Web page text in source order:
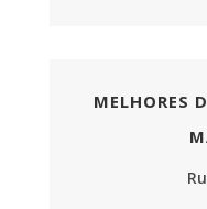
MELHORES